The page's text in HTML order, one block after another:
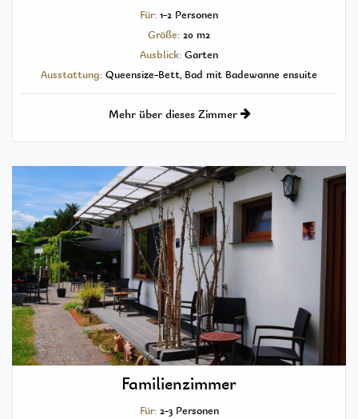
Für: 1-2 Personen
Größe: 20 m2
Ausblick: Garten
Ausstattung: Queensize-Bett, Bad mit Badewanne ensuite
Mehr über dieses Zimmer
Familienzimmer
Für:2-3 Personen